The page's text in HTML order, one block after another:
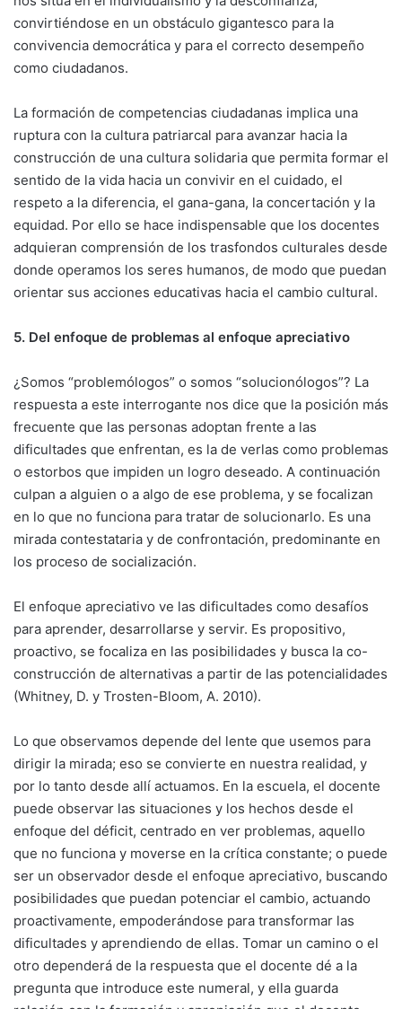
convirtiéndose en un obstáculo gigantesco para la
convivencia democrática y para el correcto desempeño
como ciudadanos.
La formación de competencias ciudadanas implica una
ruptura con la cultura patriarcal para avanzar hacia la
construcción de una cultura solidaria que permita formar el
sentido de la vida hacia un convivir en el cuidado, el
respeto a la diferencia, el gana-gana, la concertación y la
equidad. Por ello se hace indispensable que los docentes
adquieran comprensión de los trasfondos culturales desde
donde operamos los seres humanos, de modo que puedan
orientar sus acciones educativas hacia el cambio cultural.
5. Del enfoque de problemas al enfoque apreciativo
¿Somos “problemólogos” o somos “solucionólogos”? La
respuesta a este interrogante nos dice que la posición más
frecuente que las personas adoptan frente a las
dificultades que enfrentan, es la de verlas como problemas
o estorbos que impiden un logro deseado. A continuación
culpan a alguien o a algo de ese problema, y se focalizan
en lo que no funciona para tratar de solucionarlo. Es una
mirada contestataria y de confrontación, predominante en
los proceso de socialización.
El enfoque apreciativo ve las dificultades como desafíos
para aprender, desarrollarse y servir. Es propositivo,
proactivo, se focaliza en las posibilidades y busca la co-
construcción de alternativas a partir de las potencialidades
(Whitney, D. y Trosten-Bloom, A. 2010).
Lo que observamos depende del lente que usemos para
dirigir la mirada; eso se convierte en nuestra realidad, y
por lo tanto desde allí actuamos. En la escuela, el docente
puede observar las situaciones y los hechos desde el
enfoque del déficit, centrado en ver problemas, aquello
que no funciona y moverse en la crítica constante; o puede
ser un observador desde el enfoque apreciativo, buscando
posibilidades que puedan potenciar el cambio, actuando
proactivamente, empoderándose para transformar las
dificultades y aprendiendo de ellas. Tomar un camino o el
otro dependerá de la respuesta que el docente dé a la
pregunta que introduce este numeral, y ella guarda